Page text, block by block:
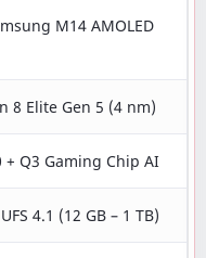
M14 AMOLED
8 Elite Gen 5 (4 nm)
+ Q3 Gaming Chip AI
4.1 (12 GB – 1 TB)